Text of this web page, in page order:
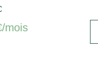
A l'étage : Palier avec
mansardée, salle
parking - Chauffage
mois